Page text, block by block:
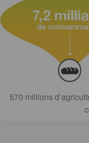
570 millions